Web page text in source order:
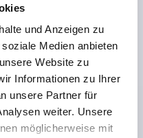
und Anzeigen zu
Medien anbieten
Website zu
Informationen zu Ihrer
unsere Partner für
weiter. Unsere
möglicherweise mit
FORM:B MIT
THERMOPLAST,
GEWINDE=M4